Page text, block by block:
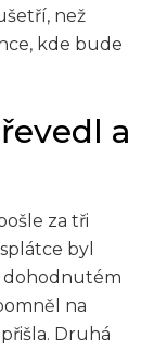
než
kde bude
a
za tři
byl
dohodnutém
na
Druhá